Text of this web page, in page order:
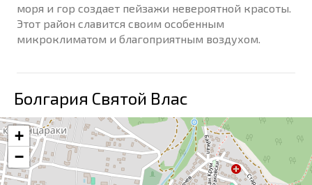
моря и гор создает пейзажи невероятной красоты.
Этот район славится своим особенным
микроклиматом и благоприятным воздухом.
Болгария Святой Влас
+
−